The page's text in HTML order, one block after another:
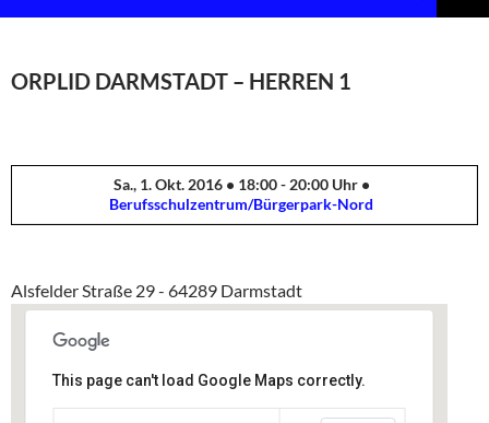
ORPLID DARMSTADT – HERREN 1
Sa., 1. Okt. 2016 • 18:00 - 20:00 Uhr •
Berufsschulzentrum/Bürgerpark-Nord
Alsfelder Straße 29 - 64289 Darmstadt
Berufsschulzentrum/Bürgerpark-
Nord
This page can't load Google Maps correctly.